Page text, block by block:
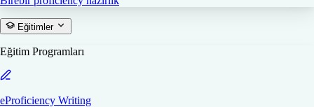
Eğitimler
Eğitim Programları
eProficiency Writing